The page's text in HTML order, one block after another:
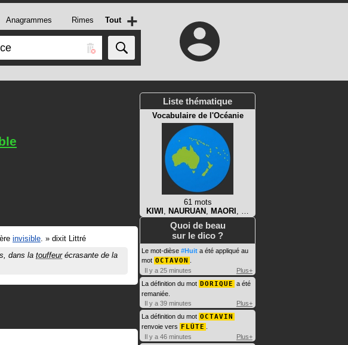
Anagrammes Rimes Tout +
invisible. » dixit Littré
dans la touffeurécrasante de la
Liste thématique
Vocabulaire de l'Océanie
61 mots
KIWI , NAURUAN , MAORI , …
Quoi de beau
sur le dico ?
Le mot-dièse #Huit a été appliqué au
mot OCTAVON
Il y a 25 minutes
Plus+
La définition du mot DORIQUE a été
remaniée.
Il y a 39 minutes
Plus+
La définition du mot OCTAVIN
renvoie vers FLÛTE
Il y a 46 minutes
Plus+